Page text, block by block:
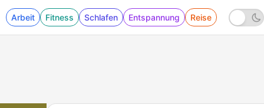
Arbeit Fitness Schlafen Entspannung Reise